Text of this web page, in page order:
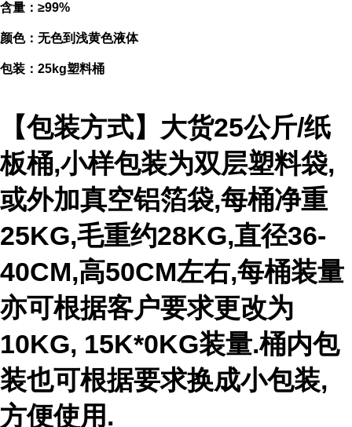
含量：≥99%
颜色：无色到浅黄色液体
包装：25kg塑料桶
【包装方式】大货25公斤/纸
板桶,小样包装为双层塑料袋,
或外加真空铝箔袋,每桶净重
25KG,毛重约28KG,直径36-
40CM,高50CM左右,每桶装量
亦可根据客户要求更改为
10KG, 15K*0KG装量.桶内包
装也可根据要求换成小包装,
方便使用.